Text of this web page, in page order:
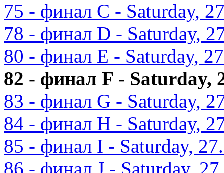
75 - финал C - Saturday,
78 - финал D - Saturday,
80 - финал E - Saturday,
82 - финал F - Saturday,
83 - финал G - Saturday,
84 - финал H - Saturday,
85 - финал I - Saturday,
86 - финал J - Saturday,